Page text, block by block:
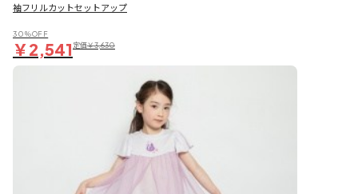
袖フリルカットセットアップ
30％OFF
￥2,541 定価￥3,630